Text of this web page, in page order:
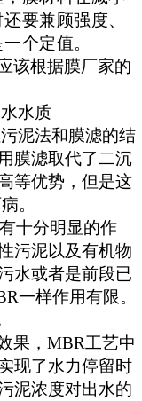
要兼顾强度、
个定值。
该根据膜厂家的
水质
泥法和膜滤的结
膜滤取代了二沉
等优势，但是这
。
十分明显的作
污泥以及有机物
水或者是前段已
一样作用有限。
果，MBR工艺中
现了水力停留时
泥浓度对出水的